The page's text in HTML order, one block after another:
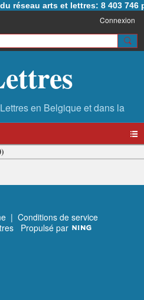
réseau arts et lettres: 8 403 746
Connexion
| Conditions de service
Propulsé par